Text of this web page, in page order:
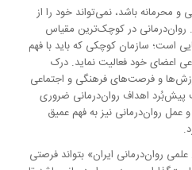
باشد، نمی‌تواند خود را از
روان‌درمانی در کوچک‌ترین مقیاس
است؛ سازمان کوچکی که باید با فهم
اعضای خود فعالیت نماید. درک
و فرصت‌های فرهنگی و اجتماعی
پیش‌بُرد اهداف روان‌درمانی ضروری
روان‌درمانی نیز به فهم عمیق
روان‌درمانی ایران» بتواند فرصتی